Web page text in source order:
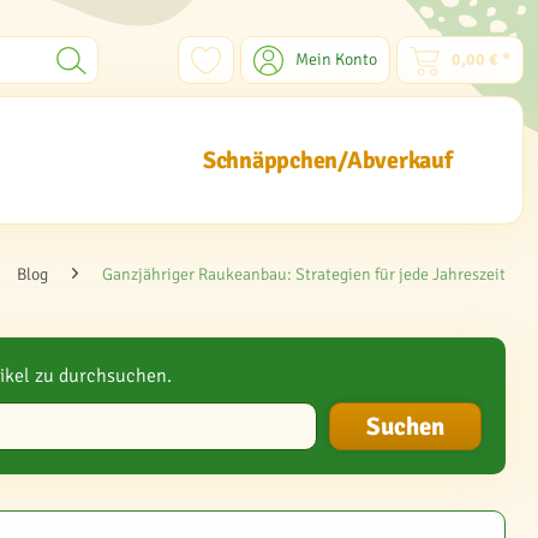
Mein Konto 0,00 € *
Schnäppchen/Abverkauf
Blog Ganzjähriger Raukeanbau: Strategien für jede Jahreszeit
zu durchsuchen.